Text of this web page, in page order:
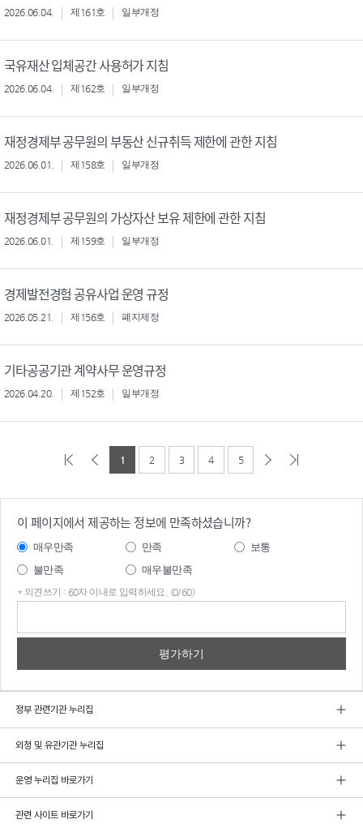
2026.06.04. 제161호 일부개정
국유재산 입체공간 사용허가 지침
2026.06.04. 제162호 일부개정
재정경제부 공무원의 부동산 신규취득 제한에 관한 지침
2026.06.01. 제158호 일부개정
재정경제부 공무원의 가상자산 보유 제한에 관한 지침
2026.06.01. 제159호 일부개정
경제발전경험 공유사업 운영 규정
2026.05.21. 제156호 폐지제정
기타공공기관 계약사무 운영규정
2026.04.20. 제152호 일부개정
1 2 3 4 5
이 페이지에서 제공하는 정보에 만족하셨습니까?
매우만족 만족
보통
불만족
매우불만족
* 의견쓰기 : 60자 이내로 입력하세요. (0/60)
정부 관련기관 누리집
외청 및 유관기관 누리집
운영 누리집 바로가기
관련 사이트 바로가기